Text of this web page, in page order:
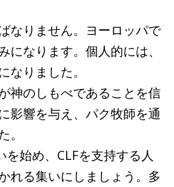
なりません。ヨーロッパで
になります。 個人的には、
なりました。
神のしもべであることを信
影響を与え、パク牧師を通
。
を始め、CLFを支持する人
れる集いにしましょう。多